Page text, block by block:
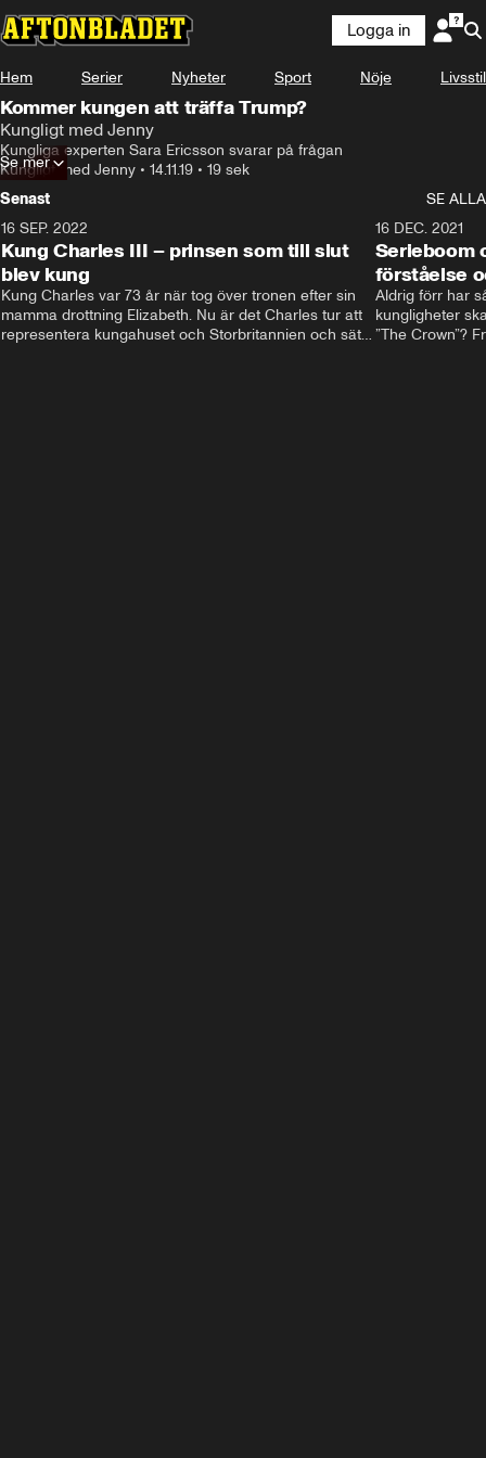
Logga in
Hem Serier Nyheter Sport Nöje Livsstil
Kommer kungen att träffa Trump?
Kungligt med Jenny
Kungliga experten Sara Ericsson svarar på frågan
Kungligt med Jenny • 14.11.19 • 19 sek
Se mer
Senast
SE ALLA
16 SEP. 2022
Kung Charles III – prinsen som till slut
blev kung
Kung Charles var 73 år när tog över tronen efter sin
mamma drottning Elizabeth. Nu är det Charles tur att
representera kungahuset och Storbritannien och sätta
16 DEC. 2021
Serieboom
förståelse
Aldrig förr har
kungligheter
”The Crown”?